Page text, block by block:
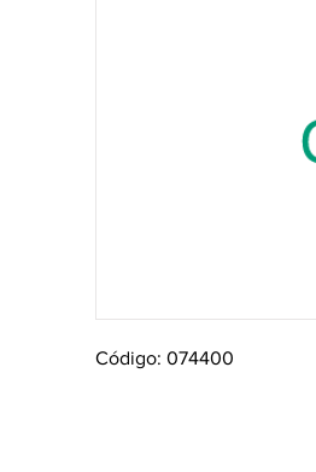
Código: 074400